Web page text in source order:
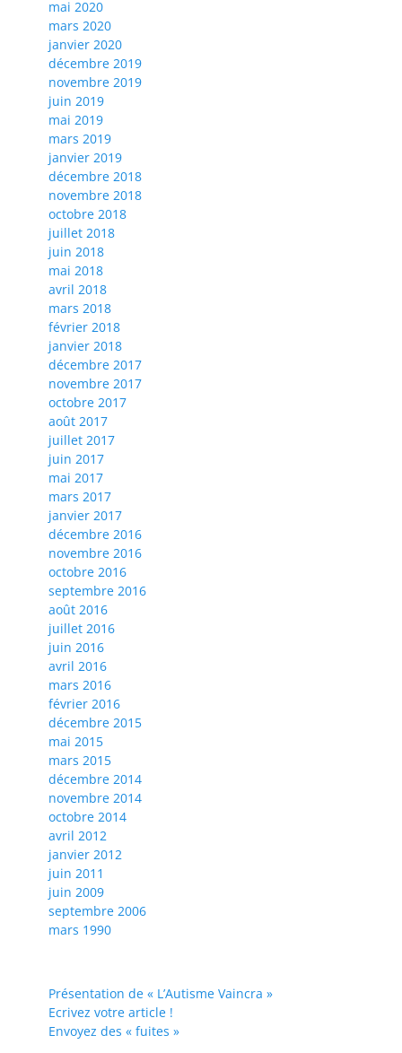
mai 2020
mars 2020
janvier 2020
décembre 2019
novembre 2019
juin 2019
mai 2019
mars 2019
janvier 2019
décembre 2018
novembre 2018
octobre 2018
juillet 2018
juin 2018
mai 2018
avril 2018
mars 2018
février 2018
janvier 2018
décembre 2017
novembre 2017
octobre 2017
août 2017
juillet 2017
juin 2017
mai 2017
mars 2017
janvier 2017
décembre 2016
novembre 2016
octobre 2016
septembre 2016
août 2016
juillet 2016
juin 2016
avril 2016
mars 2016
février 2016
décembre 2015
mai 2015
mars 2015
décembre 2014
novembre 2014
octobre 2014
avril 2012
janvier 2012
juin 2011
juin 2009
septembre 2006
mars 1990
Présentation de « L’Autisme Vaincra »
Ecrivez votre article !
Envoyez des « fuites »